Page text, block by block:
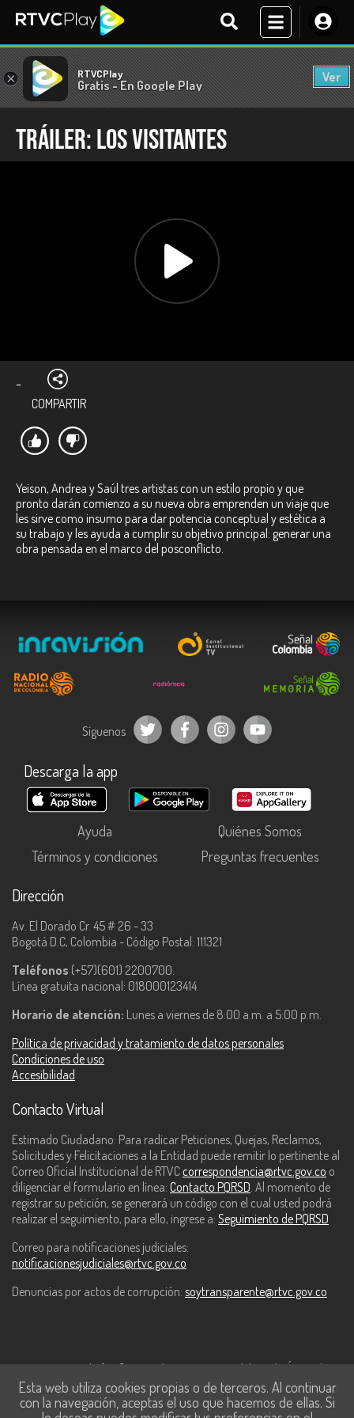
× RTVCPlay
Gratis - En Google Play
Ver
Tráiler: Los visitantes
-
COMPARTIR
Yeison, Andrea y Saúl tres artistas con un estilo propio y que
pronto darán comienzo a su nueva obra emprenden un viaje que
les sirve como insumo para dar potencia conceptual y estética a
su trabajo y les ayuda a cumplir su objetivo principal: generar una
obra pensada en el marco del posconflicto.
Síguenos
Descarga la app
Ayuda
Quiénes Somos
Términos y condiciones
Preguntas frecuentes
Dirección
Av. El Dorado Cr. 45 # 26 - 33
Bogotá D.C, Colombia - Código Postal: 111321
Teléfonos (+57)(601) 2200700.
Línea gratuita nacional: 018000123414.
Horario de atención: Lunes a viernes de 8:00 a.m. a 5:00 p.m.
Política de privacidad y tratamiento de datos personales
Condiciones de uso
Accesibilidad
Contacto Virtual
Estimado Ciudadano: Para radicar Peticiones, Quejas, Reclamos,
Solicitudes y Felicitaciones a la Entidad puede remitir lo pertinente al
Correo Oficial Institucional de RTVC correspondencia@rtvc.gov.co o
diligenciar el formulario en línea: Contacto PQRSD. Al momento de
registrar su petición, se generará un código con el cual usted podrá
realizar el seguimiento, para ello, ingrese a: Seguimiento de PQRSD
Correo para notificaciones judiciales:
notificacionesjudiciales@rtvc.gov.co
Denuncias por actos de corrupción: soytransparente@rtvc.gov.co
Este contenido fue financiado con recursos del Fondo Único de
Tecnologías de la Información y las Comunicaciones de MinTic.
Esta web utiliza cookies propias o de terceros. Al continuar
con la navegación, aceptas el uso que hacemos de ellas. Si